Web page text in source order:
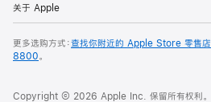
关于 Apple
更多选购方式：查找你附近的 Apple Store 零售店
8800。
Copyright © 2026 Apple Inc. 保留所有权利。